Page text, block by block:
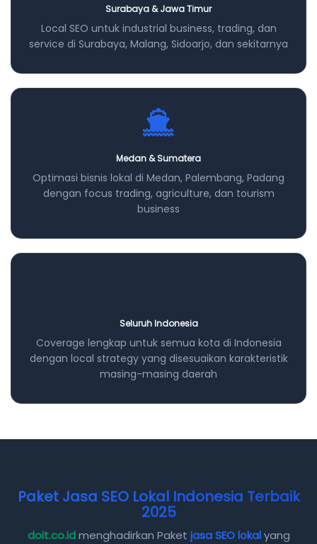
Surabaya & Jawa Timur
Local SEO untuk industrial business, trading, dan
service di Surabaya, Malang, Sidoarjo, dan sekitarnya
Medan & Sumatera
Optimasi bisnis lokal di Medan, Palembang, Padang
dengan focus trading, agriculture, dan tourism
business
Seluruh Indonesia
Coverage lengkap untuk semua kota di Indonesia
dengan local strategy yang disesuaikan karakteristik
masing-masing daerah
Paket Jasa SEO Lokal Indonesia Terbaik
2025
doit.co.idmenghadirkan Paket jasa SEO lokalyang